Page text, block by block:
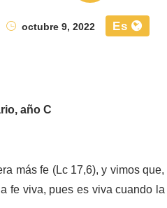
octubre 9, 2022 Es
año C
más fe (Lc 17,6), y vimos
fe viva, pues es viva cuando